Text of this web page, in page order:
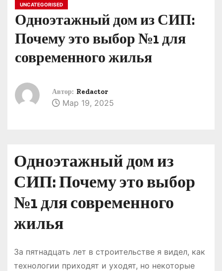
UNCATEGORISED
Одноэтажный дом из СИП:
Почему это выбор №1 для
современного жилья
Автор: Redactor
Мар 19, 2025
Одноэтажный дом из
СИП: Почему это выбор
№1 для современного
жилья
За пятнадцать лет в строительстве я видел, как
технологии приходят и уходят, но некоторые